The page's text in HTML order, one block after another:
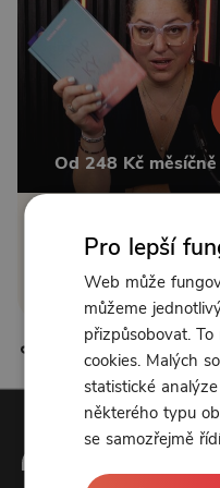
Od 248 Kč
Pro lepší
Web může
můžeme
přizpůsobovat.
cookies. Malých
statistické
některého typu
se samozřejmě